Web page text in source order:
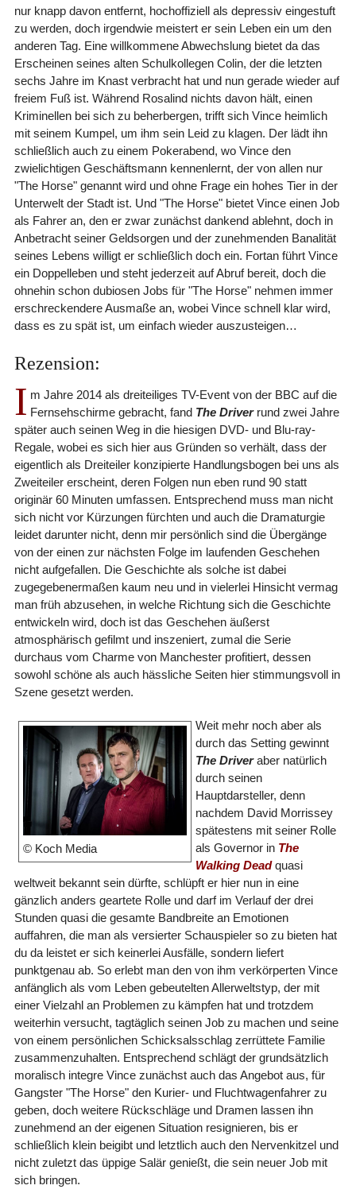
nur knapp davon entfernt, hochoffiziell als depressiv eingestuft
zu werden, doch irgendwie meistert er sein Leben ein um den
anderen Tag. Eine willkommene Abwechslung bietet da das
Erscheinen seines alten Schulkollegen Colin, der die letzten
sechs Jahre im Knast verbracht hat und nun gerade wieder auf
freiem Fuß ist. Während Rosalind nichts davon hält, einen
Kriminellen bei sich zu beherbergen, trifft sich Vince heimlich
mit seinem Kumpel, um ihm sein Leid zu klagen. Der lädt ihn
schließlich auch zu einem Pokerabend, wo Vince den
zwielichtigen Geschäftsmann kennenlernt, der von allen nur
"The Horse" genannt wird und ohne Frage ein hohes Tier in der
Unterwelt der Stadt ist. Und "The Horse" bietet Vince einen Job
als Fahrer an, den er zwar zunächst dankend ablehnt, doch in
Anbetracht seiner Geldsorgen und der zunehmenden Banalität
seines Lebens willigt er schließlich doch ein. Fortan führt Vince
ein Doppelleben und steht jederzeit auf Abruf bereit, doch die
ohnehin schon dubiosen Jobs für "The Horse" nehmen immer
erschreckendere Ausmaße an, wobei Vince schnell klar wird,
dass es zu spät ist, um einfach wieder auszusteigen…
Rezension:
I m Jahre 2014 als dreiteiliges TV-Event von der BBC auf die
Fernsehschirme gebracht, fand The Driverrund zwei Jahre
später auch seinen Weg in die hiesigen DVD- und Blu-ray-
Regale, wobei es sich hier aus Gründen so verhält, dass der
eigentlich als Dreiteiler konzipierte Handlungsbogen bei uns als
Zweiteiler erscheint, deren Folgen nun eben rund 90 statt
originär 60 Minuten umfassen. Entsprechend muss man nicht
sich nicht vor Kürzungen fürchten und auch die Dramaturgie
leidet darunter nicht, denn mir persönlich sind die Übergänge
von der einen zur nächsten Folge im laufenden Geschehen
nicht aufgefallen. Die Geschichte als solche ist dabei
zugegebenermaßen kaum neu und in vielerlei Hinsicht vermag
man früh abzusehen, in welche Richtung sich die Geschichte
entwickeln wird, doch ist das Geschehen äußerst
atmosphärisch gefilmt und inszeniert, zumal die Serie
durchaus vom Charme von Manchester profitiert, dessen
sowohl schöne als auch hässliche Seiten hier stimmungsvoll in
Szene gesetzt werden.
© Koch Media
Weit mehr noch aber als
durch das Setting gewinnt
The Driveraber natürlich
durch seinen
Hauptdarsteller, denn
nachdem David Morrissey
spätestens mit seiner Rolle
als Governor in The
Walking Deadquasi
weltweit bekannt sein dürfte, schlüpft er hier nun in eine
gänzlich anders geartete Rolle und darf im Verlauf der drei
Stunden quasi die gesamte Bandbreite an Emotionen
auffahren, die man als versierter Schauspieler so zu bieten hat
du da leistet er sich keinerlei Ausfälle, sondern liefert
punktgenau ab. So erlebt man den von ihm verkörperten Vince
anfänglich als vom Leben gebeutelten Allerweltstyp, der mit
einer Vielzahl an Problemen zu kämpfen hat und trotzdem
weiterhin versucht, tagtäglich seinen Job zu machen und seine
von einem persönlichen Schicksalsschlag zerrüttete Familie
zusammenzuhalten. Entsprechend schlägt der grundsätzlich
moralisch integre Vince zunächst auch das Angebot aus, für
Gangster "The Horse" den Kurier- und Fluchtwagenfahrer zu
geben, doch weitere Rückschläge und Dramen lassen ihn
zunehmend an der eigenen Situation resignieren, bis er
schließlich klein beigibt und letztlich auch den Nervenkitzel und
nicht zuletzt das üppige Salär genießt, die sein neuer Job mit
sich bringen.